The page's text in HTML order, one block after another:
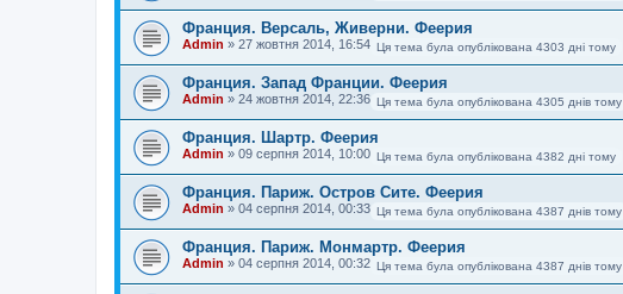
Франция. Версаль, Живерни. Феерия
Admin » 27 жовтня 2014, 16:54 Ця тема була опублікована 4303 дні тому
Франция. Запад Франции. Феерия
Admin » 24 жовтня 2014, 22:36 Ця тема була опублікована 4305 днів тому
Франция. Шартр. Феерия
Admin » 09 серпня 2014, 10:00 Ця тема була опублікована 4382 дні тому
Франция. Париж. Остров Сите. Феерия
Admin » 04 серпня 2014, 00:33 Ця тема була опублікована 4387 днів тому
Франция. Париж. Монмартр. Феерия
Admin » 04 серпня 2014, 00:32 Ця тема була опублікована 4387 днів тому